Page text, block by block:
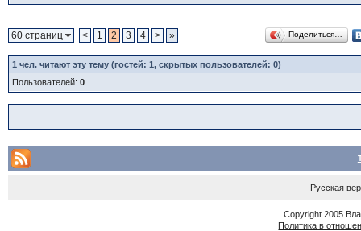
60 страниц < 1 2 3 4 > » Поделиться…
1 чел. читают эту тему (гостей: 1, скрытых пользователей: 0)
Пользователей: 0
Русская
Copyright 2005
Политика в